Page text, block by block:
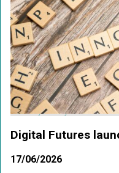
Digital Futures
17/06/2026